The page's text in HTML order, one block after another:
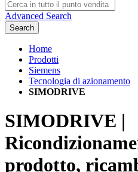
Advanced Search
Search
Home
Prodotti
Siemens
Tecnologia di azionamento
SIMODRIVE
SIMODRIVE |
prodotto,